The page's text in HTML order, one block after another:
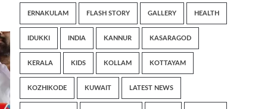
ERNAKULAM FLASH STORY GALLERY HEALTH
IDUKKI INDIA KANNUR KASARAGOD
KERALA KIDS KOLLAM KOTTAYAM
KOZHIKODE KUWAIT LATEST NEWS